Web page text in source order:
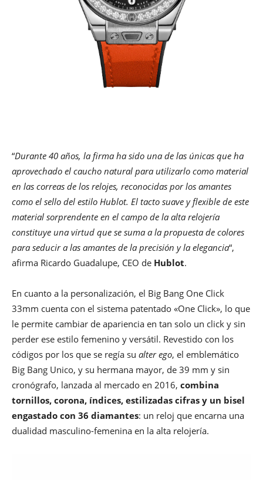
“Durante 40 años, la firma ha sido una de las únicas que ha
aprovechado el caucho natural para utilizarlo como material
en las correas de los relojes, reconocidas por los amantes
como el sello del estilo Hublot. El tacto suave y flexible de este
material sorprendente en el campo de la alta relojería
constituye una virtud que se suma a la propuesta de colores
para seducir a las amantes de la precisión y la elegancia“,
afirma Ricardo Guadalupe, CEO de Hublot.
En cuanto a la personalización, el Big Bang One Click
33mm cuenta con el sistema patentado «One Click», lo que
le permite cambiar de apariencia en tan solo un click y sin
perder ese estilo femenino y versátil. Revestido con los
códigos por los que se regía su alter ego, el emblemático
Big Bang Unico, y su hermana mayor, de 39 mm y sin
cronógrafo, lanzada al mercado en 2016, combina
tornillos, corona, índices, estilizadas cifras y un bisel
engastado con 36 diamantes: un reloj que encarna una
dualidad masculino-femenina en la alta relojería.